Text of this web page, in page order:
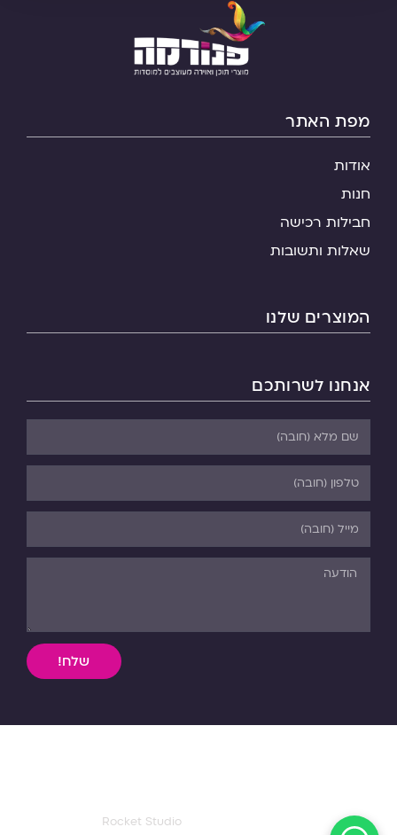
מפת האתר
אודות
חנות
חבילות רכישה
שאלות ותשובות
המוצרים שלנו
אנחנו לשרותכם
שלח!
Rocket Studio